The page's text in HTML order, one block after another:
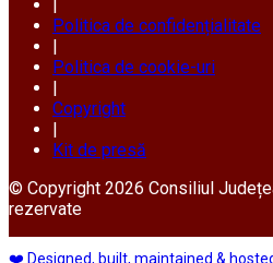
Politica de confidențialitate
Politica de cookie-uri
Copyright
Kit de presă
© Copyright 2026 Consiliul
rezervate
❤️ Designed, built, maintained &